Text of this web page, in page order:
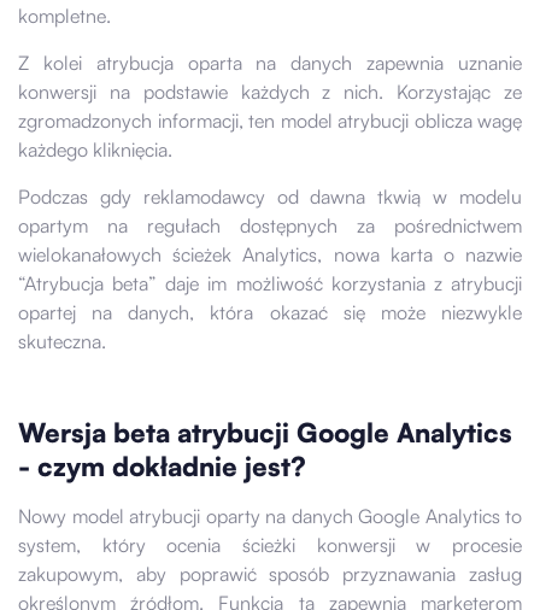
kompletne.
Z kolei atrybucja oparta na danych zapewnia uznanie
konwersji na podstawie każdych z nich. Korzystając ze
zgromadzonych informacji, ten model atrybucji oblicza wagę
każdego kliknięcia.
Podczas gdy reklamodawcy od dawna tkwią w modelu
opartym na regułach dostępnych za pośrednictwem
wielokanałowych ścieżek Analytics, nowa karta o nazwie
“Atrybucja beta” daje im możliwość korzystania z atrybucji
opartej na danych, która okazać się może niezwykle
skuteczna.
Wersja beta atrybucji Google Analytics
- czym dokładnie jest?
Nowy model atrybucji oparty na danych Google Analytics to
system, który ocenia ścieżki konwersji w procesie
zakupowym, aby poprawić sposób przyznawania zasług
określonym źródłom. Funkcja ta zapewnia marketerom